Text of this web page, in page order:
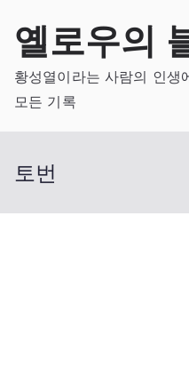
content
옐로우의
황성열이라는 사람의 인생
모든 기록
토번